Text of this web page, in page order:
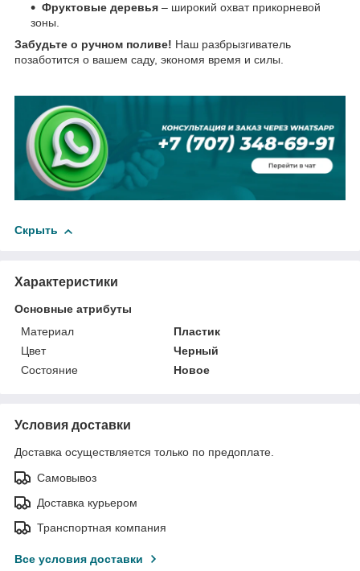
Фруктовые деревья – широкий охват прикорневой
зоны.
Забудьте о ручном поливе! Наш разбрызгиватель
позаботится о вашем саду, экономя время и силы.
Скрыть
Характеристики
Основные атрибуты
Материал
Пластик
Цвет
Черный
Состояние
Новое
Условия доставки
Доставка осуществляется только по предоплате.
Самовывоз
Доставка курьером
Транспортная компания
Все условия доставки